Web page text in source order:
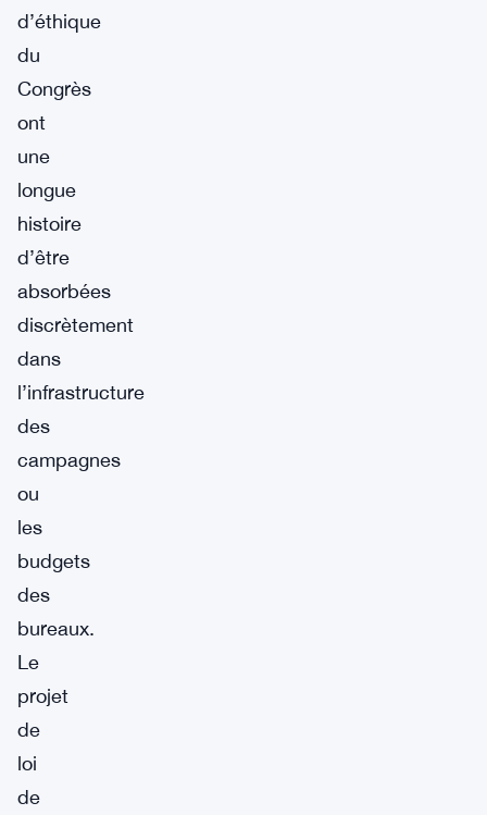
d’éthique
du
Congrès
ont
une
longue
histoire
d’être
absorbées
discrètement
dans
l’infrastructure
des
campagnes
ou
les
budgets
des
bureaux.
Le
projet
de
loi
de